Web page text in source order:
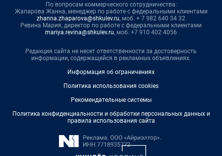
По вопросам коммерческого сотрудничества:
Жапарова Жанна, менеджер по работе с федеральными клиентами
zhanna.zhaparova@shkulev.ru, моб. + 7 982 640 34 32
Ревина Мария, директор по работе с федеральными клиентами
mariya.revina@shkulev.ru, моб. +7 910 402 4056
Редакция сайта не несет ответственности за достоверность
информации, содержащейся в рекламных объявлениях.
Информация об ограничениях
Политика использования cookies
Рекомендательные системы
Политика конфиденциальности и обработки персональных данных и
правила использования сайта